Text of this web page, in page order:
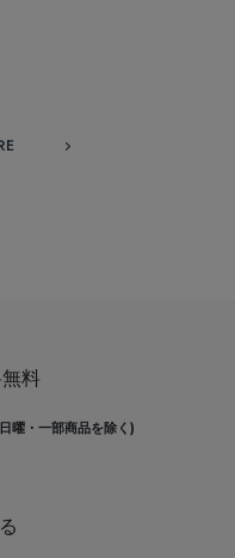
料
曜・一部商品を除く)